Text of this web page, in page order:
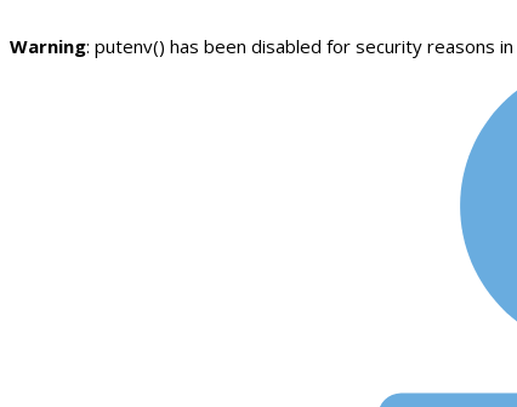
Warning: putenv() has been disabled for security reasons in